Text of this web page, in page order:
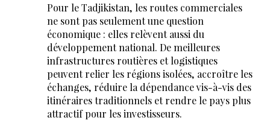
Pour le Tadjikistan, les routes commerciales
ne sont pas seulement une question
économique : elles relèvent aussi du
développement national. De meilleures
infrastructures routières et logistiques
peuvent relier les régions isolées, accroître les
échanges, réduire la dépendance vis-à-vis des
itinéraires traditionnels et rendre le pays plus
attractif pour les investisseurs.